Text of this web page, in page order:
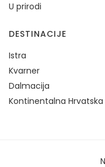
U prirodi
DESTINACIJE
Istra
Kvarner
Dalmacija
Kontinentalna Hrvatska